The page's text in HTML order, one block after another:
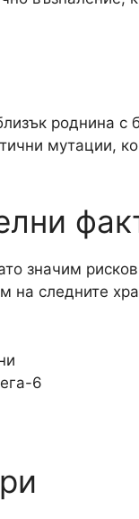
роднина с
мутации,
значим
на следните
6